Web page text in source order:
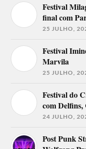
Festival
final com
25 JULHO,
Festival
Marvila
25 JULHO,
Festival do
com
24 JULHO,
Post Punk